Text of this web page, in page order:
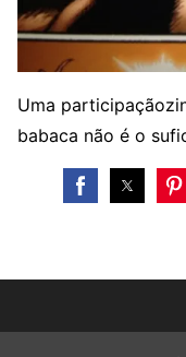
Uma
babaca não é o